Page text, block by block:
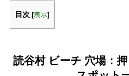
目次 [表示]
読谷村 ビーチ 穴場：